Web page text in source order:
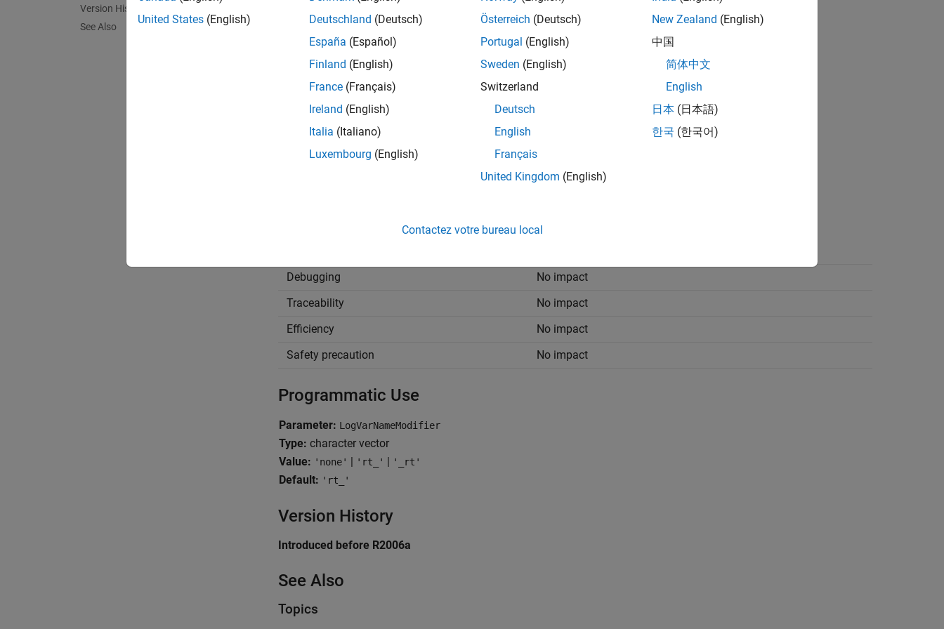
Version History
See Also
Settings
_rt|none
Adds prefix text to MAT-file variable names.
Adds suffix text to MAT-file variable names.
Does not add text to MAT-file variable names.
Debugging
No impact
Traceability
No impact
Efficiency
No impact
Safety precaution
No impact
Programmatic Use
Parameter: LogVarNameModifier
Type: character vector
Value: 'none' | 'rt_' | '_rt'
Default: 'rt_'
Version History
Introduced before R2006a
See Also
Topics
United States (English)
Deutschland (Deutsch)
España (Español)
Finland (English)
France (Français)
Ireland (English)
Italia (Italiano)
Luxembourg (English)
Österreich (Deutsch)
Portugal (English)
Sweden (English)
Switzerland
Deutsch
English
Français
United Kingdom (English)
New Zealand (English)
中国
简体中文
English
日本 (日本語)
한국 (한국어)
Contactez votre bureau local